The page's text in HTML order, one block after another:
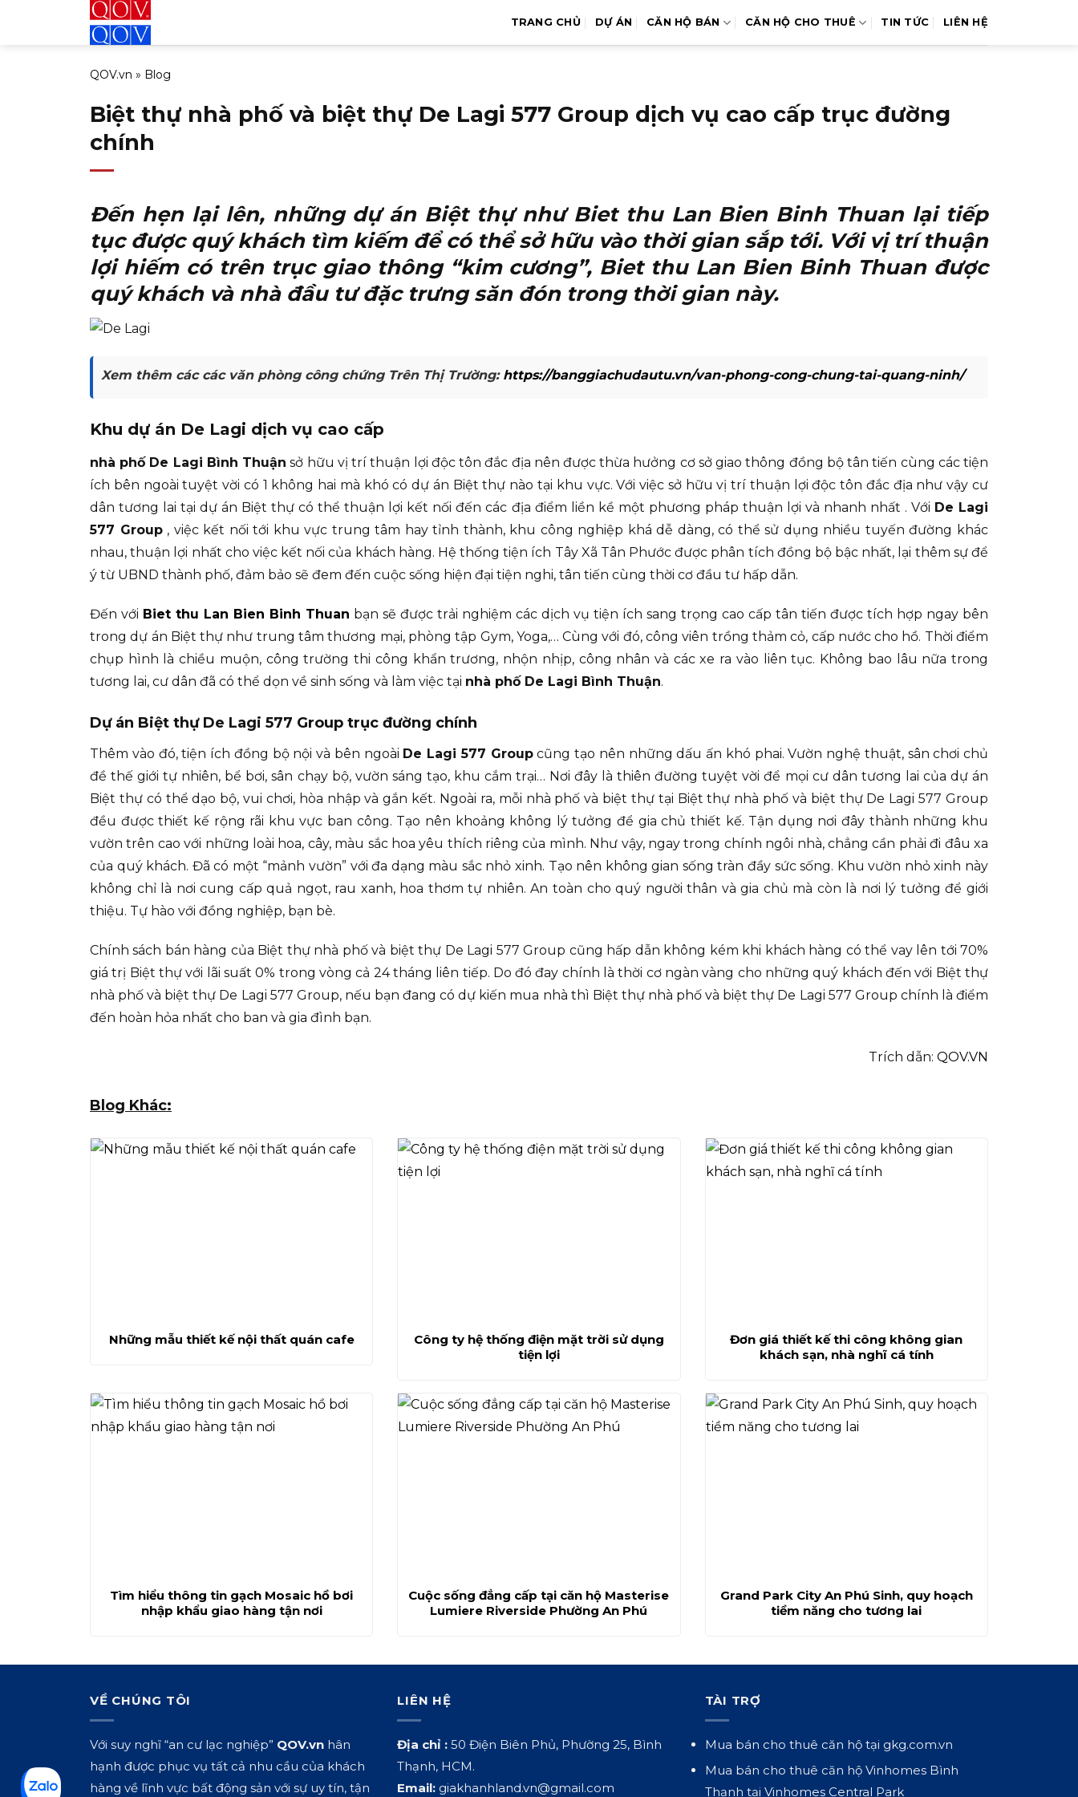
TRANG CHỦ DỰ ÁN CĂN HỘ BÁN CĂN HỘ CHO THUÊ TIN TỨC LIÊN HỆ
QOV.vn » Blog
Biệt thự nhà phố và biệt thự De Lagi 577 Group dịch vụ cao cấp trục đường
chính
Đến hẹn lại lên, những dự án Biệt thự như Biet thu Lan Bien Binh Thuanlại tiếp
tục được quý khách tìm kiếm để có thể sở hữu vào thời gian sắp tới. Với vị trí thuận
lợi hiếm có trên trục giao thông “kim cương”, Biet thu Lan Bien Binh Thuanđược
quý khách và nhà đầu tư đặc trưng săn đón trong thời gian này.
Xem thêm các các văn phòng công chứng Trên Thị Trường: https://banggiachudautu.vn/van-phong-cong-chung-tai-quang-ninh/
Khu dự án De Lagi dịch vụ cao cấp
nhà phố De Lagi Bình Thuận sở hữu vị trí thuận lợi độc tôn đắc địa nên được thừa hưởng cơ sở giao thông đồng bộ tân tiến cùng các tiện
ích bên ngoài tuyệt vời có 1 không hai mà khó có dự án Biệt thự nào tại khu vực. Với việc sở hữu vị trí thuận lợi độc tôn đắc địa như vậy cư
dân tương lai tại dự án Biệt thự có thể thuận lợi kết nối đến các địa điểm liền kề một phương pháp thuận lợi và nhanh nhất . Với De Lagi
577 Group, việc kết nối tới khu vực trung tâm hay tỉnh thành, khu công nghiệp khá dễ dàng, có thể sử dụng nhiều tuyến đường khác
nhau, thuận lợi nhất cho việc kết nối của khách hàng. Hệ thống tiện ích Tây Xã Tân Phước được phân tích đồng bộ bậc nhất, lại thêm sự để
ý từ UBND thành phố, đảm bảo sẽ đem đến cuộc sống hiện đại tiện nghi, tân tiến cùng thời cơ đầu tư hấp dẫn.
Đến với Biet thu Lan Bien Binh Thuan bạn sẽ được trải nghiệm các dịch vụ tiện ích sang trọng cao cấp tân tiến được tích hợp ngay bên
trong dự án Biệt thự như trung tâm thương mại, phòng tập Gym, Yoga,… Cùng với đó, công viên trồng thảm cỏ, cấp nước cho hồ. Thời điểm
chụp hình là chiều muộn, công trường thi công khẩn trương, nhộn nhịp, công nhân và các xe ra vào liên tục. Không bao lâu nữa trong
tương lai, cư dân đã có thể dọn về sinh sống và làm việc tại nhà phố De Lagi Bình Thuận.
Dự án Biệt thự De Lagi 577 Group trục đường chính
Thêm vào đó, tiện ích đồng bộ nội và bên ngoài De Lagi 577 Groupcũng tạo nên những dấu ấn khó phai. Vườn nghệ thuật, sân chơi chủ
đề thế giới tự nhiên, bể bơi, sân chạy bộ, vườn sáng tạo, khu cắm trại… Nơi đây là thiên đường tuyệt vời để mọi cư dân tương lai của dự án
Biệt thự có thể dạo bộ, vui chơi, hòa nhập và gắn kết. Ngoài ra, mỗi nhà phố và biệt thự tại Biệt thự nhà phố và biệt thự De Lagi 577 Group
đều được thiết kế rộng rãi khu vực ban công. Tạo nên khoảng không lý tưởng để gia chủ thiết kế. Tận dụng nơi đây thành những khu
vườn trên cao với những loài hoa, cây, màu sắc hoa yêu thích riêng của mình. Như vậy, ngay trong chính ngôi nhà, chẳng cần phải đi đâu xa
của quý khách. Đã có một “mảnh vườn” với đa dạng màu sắc nhỏ xinh. Tạo nên không gian sống tràn đầy sức sống. Khu vườn nhỏ xinh này
không chỉ là nơi cung cấp quả ngọt, rau xanh, hoa thơm tự nhiên. An toàn cho quý người thân và gia chủ mà còn là nơi lý tưởng để giới
thiệu. Tự hào với đồng nghiệp, bạn bè.
Chính sách bán hàng của Biệt thự nhà phố và biệt thự De Lagi 577 Group cũng hấp dẫn không kém khi khách hàng có thể vay lên tới 70%
giá trị Biệt thự với lãi suất 0% trong vòng cả 24 tháng liên tiếp. Do đó đay chính là thời cơ ngàn vàng cho những quý khách đến với Biệt thự
nhà phố và biệt thự De Lagi 577 Group, nếu bạn đang có dự kiến mua nhà thì Biệt thự nhà phố và biệt thự De Lagi 577 Group chính là điểm
đến hoàn hỏa nhất cho ban và gia đình bạn.
Trích dẫn: QOV.VN
Blog Khác:
Những mẫu thiết kế nội thất quán cafe
Công ty hệ thống điện mặt trời sử dụng
tiện lợi
Đơn giá thiết kế thi công không gian
khách sạn, nhà nghĩ cá tính
Tìm hiểu thông tin gạch Mosaic hồ bơi
nhập khẩu giao hàng tận nơi
Cuộc sống đẳng cấp tại căn hộ Masterise
Lumiere Riverside Phường An Phú
Grand Park City An Phú Sinh, quy hoạch
tiềm năng cho tương lai
VỀ CHÚNG TÔI
Với suy nghĩ “an cư lạc nghiệp” QOV.vn hân
hạnh được phục vụ tất cả nhu cầu của khách
hàng về lĩnh vực bất động sản với sự uy tín, tận
LIÊN HỆ
Địa chỉ : 50 Điện Biên Phủ, Phường 25, Bình
Thạnh, HCM.
Email: giakhanhland.vn@gmail.com
TÀI TRỢ
Mua bán cho thuê căn hộ tại gkg.com.vn
Mua bán cho thuê căn hộ Vinhomes Bình
Thạnh tại Vinhomes Central Park